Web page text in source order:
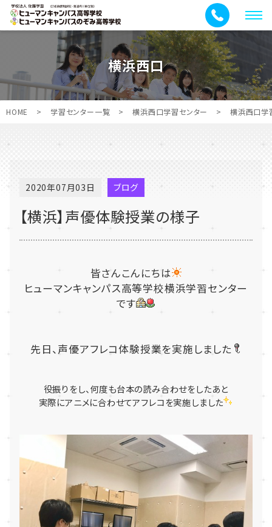
メ
ニ
ュ
ー
横浜西口
HOME > 学習センター一覧 > 横浜西口学習センター > 横浜西口学
2020年07月03日 ブログ
【横浜】声優体験授業の様子
皆さんこんにちは
ヒューマンキャンパス高等学校横浜学習センター
です
先日、声優アフレコ体験授業を実施しました
役振りをし、何度も台本の読み合わせをしたあと
実際にアニメに合わせてアフレコを実施しました